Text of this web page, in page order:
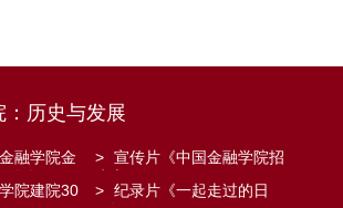
：历史与发展
融学院金
> 宣传片《中国金融学院招
院建院30
> 纪录片《一起走过的日